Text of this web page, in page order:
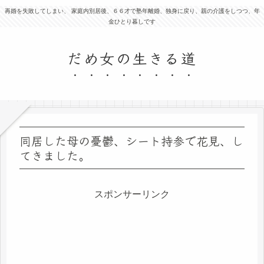
再婚を失敗してしまい、 家庭内別居後、６６才で塾年離婚、独身に戻り、親の介護をしつつ、年
金ひとり暮しです
だめ女の生きる道
同居した母の憂鬱、シート持参で花見、し
てきました。
スポンサーリンク